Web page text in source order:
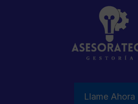
Llame Ahora